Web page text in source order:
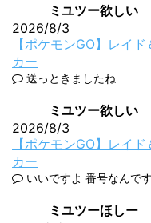
ミユツー欲しい
2026/8/3
【ポケモンGO】レイ
カー
送っときましたね
ミユツー欲しい
2026/8/3
【ポケモンGO】レイ
カー
いいですよ 番号なんで
ミユツーほしー